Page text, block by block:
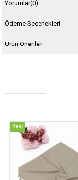
Yorumlar(0)
Ödeme Seçenekleri
Ürün Önerileri
Yeni